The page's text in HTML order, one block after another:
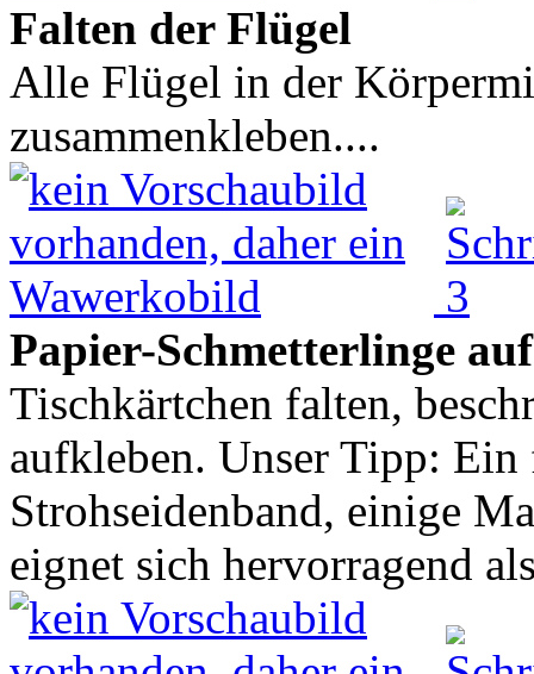
Falten der Flügel
Alle Flügel in der
zusammenkleben....
Papier-Schmetterlinge
Tischkärtchen falten,
aufkleben. Unser Tipp: Ein
Strohseidenband, einige
eignet sich hervorragend